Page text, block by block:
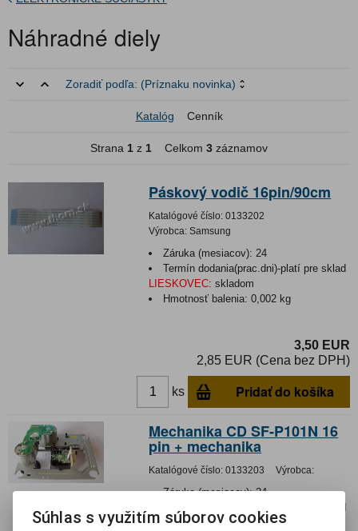
Náhradné diely
Zoradiť podľa: (Príznaku novinka)
Katalóg Cenník
Strana 1 z 1 Celkom 3 záznamov
Páskový vodič 16pin/90cm
Katalógové číslo: 0133202
Výrobca: Samsung
Záruka (mesiacov): 24
Termín dodania(prac.dni)-platí pre sklad
LIESKOVEC: skladom
Hmotnosť balenia:0,002 kg
3,50 EUR
2,85 EUR (Cena bez DPH)
ks Pridať do košíka
Mechanika CD SF-P101N 16
pin + mechanika
Katalógové číslo: 0133203 Výrobca:
Záruka (mesiacov):24
LIESKOVEC:skladom
Súhlas s využitím súborov cookies